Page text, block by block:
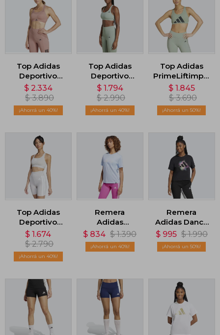
Top Adidas
Deportivo
TLRD Impact -
Warm Clay
$ 2.334
$ 3.890
40
Top Adidas
Deportivo
Powerimpact
RIB - Verde
$ 1.794
$ 2.990
40
Top Adidas
PrimeLiftimpact
Hiit - Verde
$ 1.845
$ 3.690
50
Top Adidas
Deportivo
Powerreact -
Blanco
$ 1.674
$ 2.790
40
Remera
Adidas
Lounge Food
Graphic - Azul
$ 834 $ 1.390
40
Remera
Adidas Dance
Estampada -
Negro
$ 995 $ 1.990
50